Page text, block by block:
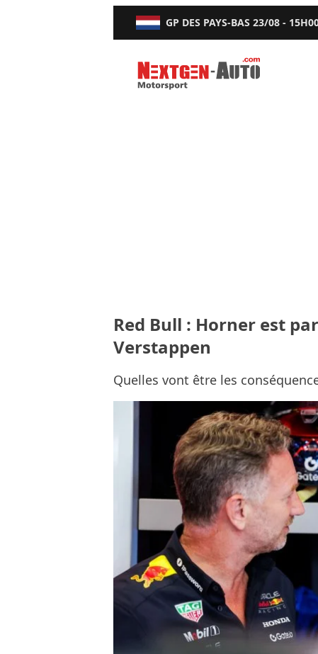
GP DES PAYS-BAS 23/08 -
Nextgen-Auto.com
Red Bull : Horner est
Verstappen
Quelles vont être les